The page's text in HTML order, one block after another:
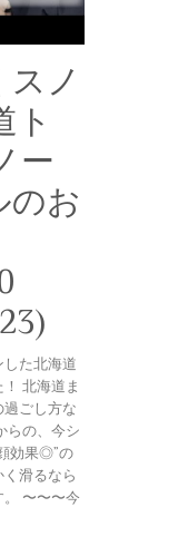
ノ
ト
ー
のお
た北海道
北海道ま
ごし方な
らの、今シ
効果◎”の
滑るなら
〜〜〜今